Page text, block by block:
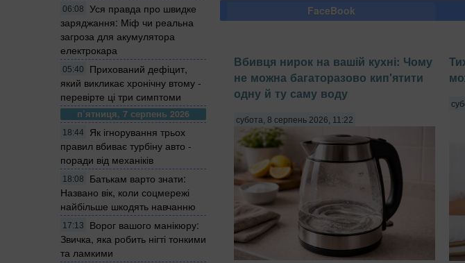
06:08
Уся правда про швидке
заряджання: Міф чи реальна
загроза для акумулятора
електрокара
05:40
Прихований дефіцит,
який викликає хронічну втому -
перевірте ці три симптоми
п’ятниця, 7 серпень 2026
18:44
Як ігнорування трьох
правил вбиває турбіну авто -
поради від механіків
18:08
Батькам варто знати:
Названо вік, коли соцмережі
найбільше шкодять навчанню
17:13
Ворог вашого манікюру:
Звичка, яка робить нігті тонкими
та ламкими
FaceBook
Вбивця нирок на вашій кухні: Чому
не можна багаторазово кип'ятити
одну й ту саму воду
субота, 8 серпень 2026, 11:22